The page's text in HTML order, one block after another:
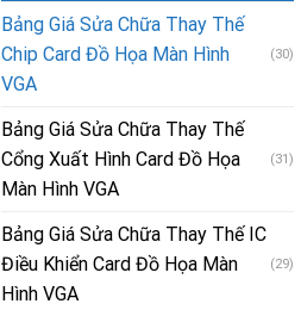
Bảng Giá Sửa Chữa Thay Thế
Chip Card Đồ Họa Màn Hình
VGA
(30)
Bảng Giá Sửa Chữa Thay Thế
Cổng Xuất Hình Card Đồ Họa
Màn Hình VGA
(31)
Bảng Giá Sửa Chữa Thay Thế IC
Điều Khiển Card Đồ Họa Màn
Hình VGA
(29)